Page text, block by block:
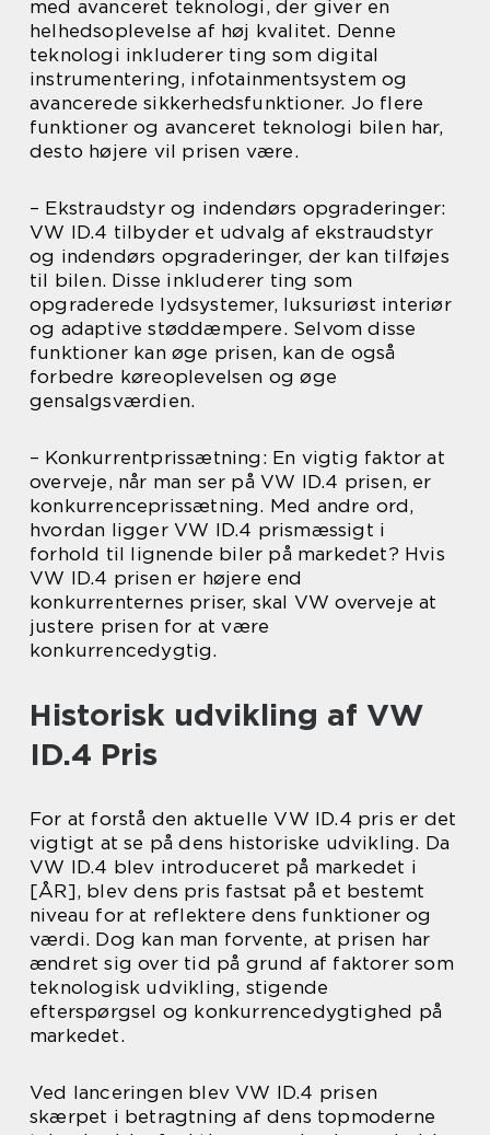
med avanceret teknologi, der giver en
helhedsoplevelse af høj kvalitet. Denne
teknologi inkluderer ting som digital
instrumentering, infotainmentsystem og
avancerede sikkerhedsfunktioner. Jo flere
funktioner og avanceret teknologi bilen har,
desto højere vil prisen være.
– Ekstraudstyr og indendørs opgraderinger:
VW ID.4 tilbyder et udvalg af ekstraudstyr
og indendørs opgraderinger, der kan tilføjes
til bilen. Disse inkluderer ting som
opgraderede lydsystemer, luksuriøst interiør
og adaptive støddæmpere. Selvom disse
funktioner kan øge prisen, kan de også
forbedre køreoplevelsen og øge
gensalgsværdien.
– Konkurrentprissætning: En vigtig faktor at
overveje, når man ser på VW ID.4 prisen, er
konkurrenceprissætning. Med andre ord,
hvordan ligger VW ID.4 prismæssigt i
forhold til lignende biler på markedet? Hvis
VW ID.4 prisen er højere end
konkurrenternes priser, skal VW overveje at
justere prisen for at være
konkurrencedygtig.
Historisk udvikling af VW
ID.4 Pris
For at forstå den aktuelle VW ID.4 pris er det
vigtigt at se på dens historiske udvikling. Da
VW ID.4 blev introduceret på markedet i
[ÅR], blev dens pris fastsat på et bestemt
niveau for at reflektere dens funktioner og
værdi. Dog kan man forvente, at prisen har
ændret sig over tid på grund af faktorer som
teknologisk udvikling, stigende
efterspørgsel og konkurrencedygtighed på
markedet.
Ved lanceringen blev VW ID.4 prisen
skærpet i betragtning af dens topmoderne